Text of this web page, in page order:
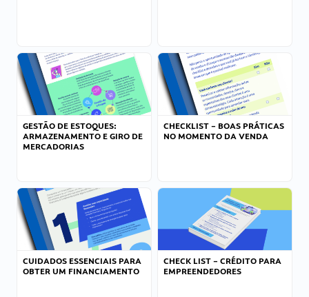
GESTÃO DE ESTOQUES:
ARMAZENAMENTO E GIRO DE
MERCADORIAS
CHECKLIST – BOAS PRÁTICAS
NO MOMENTO DA VENDA
CUIDADOS ESSENCIAIS PARA
OBTER UM FINANCIAMENTO
CHECK LIST – CRÉDITO PARA
EMPREENDEDORES